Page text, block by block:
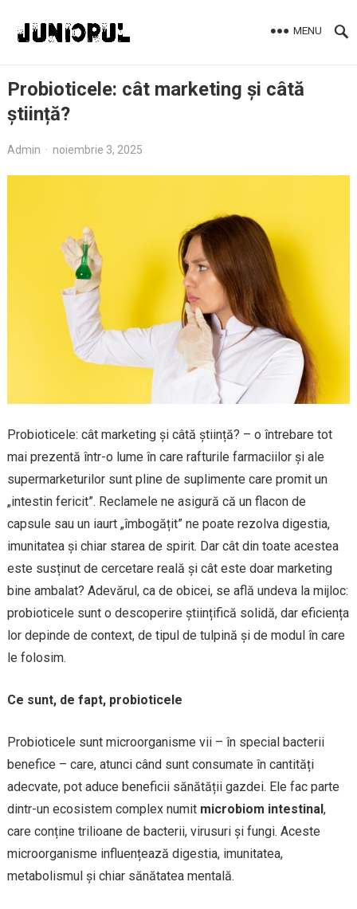
MENU
Probioticele: cât marketing și câtă
știință?
Admin · noiembrie 3, 2025
Probioticele: cât marketing și câtă știință? – o întrebare tot
mai prezentă într-o lume în care rafturile farmaciilor și ale
supermarketurilor sunt pline de suplimente care promit un
„intestin fericit”. Reclamele ne asigură că un flacon de
capsule sau un iaurt „îmbogățit” ne poate rezolva digestia,
imunitatea și chiar starea de spirit. Dar cât din toate acestea
este susținut de cercetare reală și cât este doar marketing
bine ambalat? Adevărul, ca de obicei, se află undeva la mijloc:
probioticele sunt o descoperire științifică solidă, dar eficiența
lor depinde de context, de tipul de tulpină și de modul în care
le folosim.
Ce sunt, de fapt, probioticele
Probioticele sunt microorganisme vii – în special bacterii
benefice – care, atunci când sunt consumate în cantități
adecvate, pot aduce beneficii sănătății gazdei. Ele fac parte
dintr-un ecosistem complex numit microbiom intestinal,
care conține trilioane de bacterii, virusuri și fungi. Aceste
microorganisme influențează digestia, imunitatea,
metabolismul și chiar sănătatea mentală.